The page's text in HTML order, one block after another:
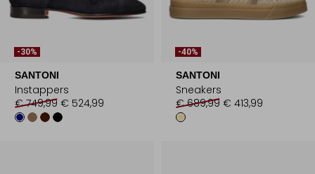
-30%
SANTONI
Instappers
€ 749,99 € 524,99
-40%
SANTONI
Sneakers
€ 689,99 € 413,99